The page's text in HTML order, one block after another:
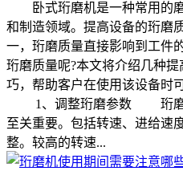
卧式珩磨机是一种常用的磨
和制造领域。提高设备的珩磨
一，珩磨质量直接影响到工件
珩磨质量呢?本文将介绍几种
巧，帮助客户在使用该设备时
1、调整珩磨参数 珩磨参
至关重要。包括转速、进给速
整。较高的转速...